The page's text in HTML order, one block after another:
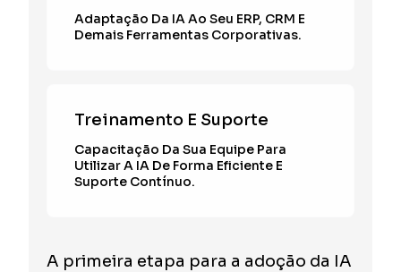
Adaptação Da IA Ao Seu ERP, CRM E
Demais Ferramentas Corporativas.
Treinamento E Suporte
Capacitação Da Sua Equipe Para
Utilizar A IA De Forma Eficiente E
Suporte Contínuo.
A primeira etapa para a adoção da IA